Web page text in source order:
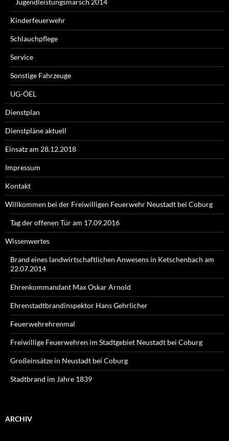
Jugendleistungsmarsch 2014
Kinderfeuerwehr
Schlauchpflege
Service
Sonstige Fahrzeuge
UG-ÖEL
Dienstplan
Dienstpläne aktuell
Einsatz am 28.12.2018
Impressum
Kontakt
Willkommen bei der Freiwilligen Feuerwehr Neustadt bei Coburg
Tag der offenen Tür am 17.09.2016
Wissenwertes
Brand eines landwirtschaftlichen Anwesens in Ketschenbach am
22.07.2014
Ehrenkommandant Max Oskar Arnold
Ehrenstadtbrandinspektor Hans Gehrlicher
Feuerwehrehrenmal
Freiwillige Feuerwehren im Stadtgebiet Neustadt bei Coburg
Großeinsätze in Neustadt bei Coburg
Stadtbrand im Jahre 1839
ARCHIV